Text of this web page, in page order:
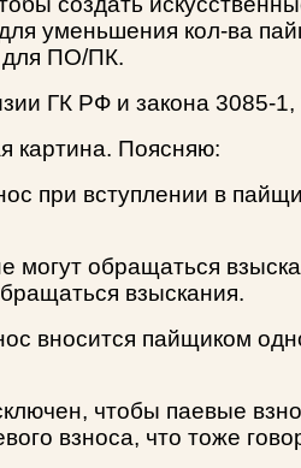
уменьшения кол-ва
для ПО/ПК.
ГК РФ и закона 3085-
картина. Поясняю:
при вступлении в
могут обращаться
взыскания.
вносится пайщиком
чтобы паевые
взноса, что тоже